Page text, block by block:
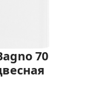
70